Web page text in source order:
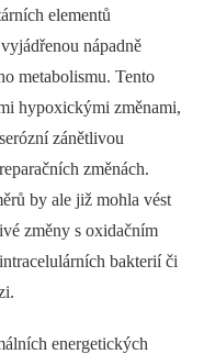
elementů
nápadně
metabolismu. Tento
hypoxickými změnami,
zánětlivou
změnách.
by ale již mohla vést
změny s oxidačním
bakterií či
energetických